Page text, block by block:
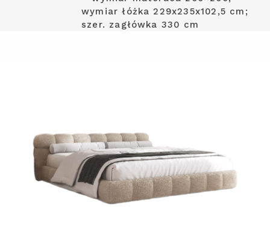
wymiar łóżka 229x235x102,5 cm;
szer. zagłówka 330 cm